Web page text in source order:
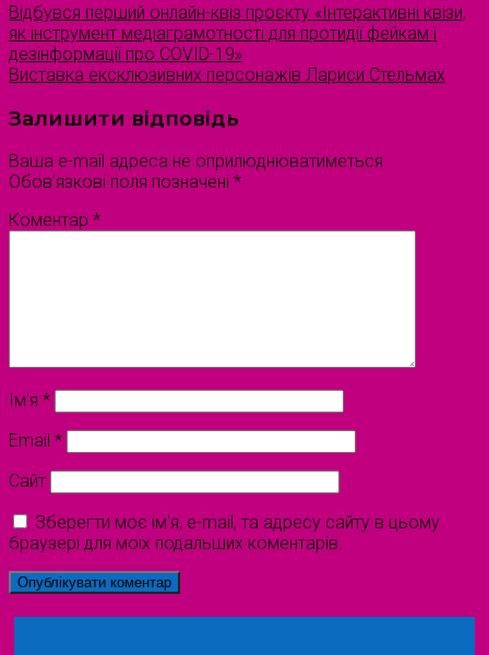
Відбувся перший онлайн-квіз проєкту «Інтерактивні квізи,
як інструмент медіаграмотності для протидії фейкам і
дезінформації про COVID-19»
Виставка ексклюзивних персонажів Лариси Стельмах
Залишити відповідь
Ваша e-mail адреса не оприлюднюватиметься.
Обов’язкові поля позначені *
Коментар *
Ім'я *
Email *
Сайт
Зберегти моє ім'я, e-mail, та адресу сайту в цьому
браузері для моїх подальших коментарів.